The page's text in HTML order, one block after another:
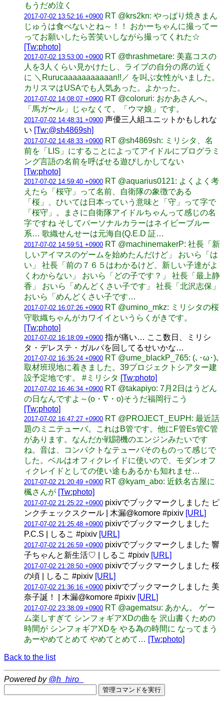
もうだめ泣く
2017-07-02 13:52:16 +0900 RT @krs2kn: やっぱり焼きまん
じゅうは食べないとね～！！ おかーちゃんに撮ってー
ってお願いしたら苦笑いしながら撮ってくれた☆
[Tw:photo]
2017-07-02 13:53:00 +0900 RT @thrashmetare: 美嘉コスの
人を3人くらい見かけたし、ライブの自分の席の近く
に ＼Rurucaaaaaaaaaaan!!／ を叫ぶ女性がいました。
カリスマはUSAでも人気あった。よかった。
2017-07-02 14:08:07 +0900 RT @coloruri: おかあさんへ。
「馬ガ〜ル」じゃなくて、「ウマ娘」です。
2017-07-02 14:48:31 +0900 声優三人組ユニットかもしれな
い [Tw:@sh4869sh]
2017-07-02 14:48:33 +0900 RT @sh4869sh: ミリシタ、名
前を「LIS」にすることによってアイドルにプログラミ
ング言語の名前を呼ばせる遊びしかしてない
[Tw:photo]
2017-07-02 14:59:40 +0900 RT @aquarius0121: よくよく考
えたら「桜守」って名前、自衛隊の象徴である
「桜」、ひいては日本っていう意味と「守」って字で
「桜守」。まさに自衛隊アイドルちゃんって感じの名
字ですね そしてパーソナルカラーはネイビーブルー
系… 歌織せんせーは元海自(Q.E.D 証…
2017-07-02 14:59:51 +0900 RT @machinemakerP: 社長「新
しいアイマスのゲームを始めたんだけど」 おいら「は
い」 社長「前の７６５はわかるけど、新しい子達がよ
くわからない」 おいら「どの子です？」 社長「最上静
香」 おいら「めんどくさい子です」 社長「北沢志保」
おいら「めんどくさい子です…
2017-07-02 16:07:26 +0900 RT @umino_mkz: ミリシタの桜
守歌織ちゃんがカワイイというらくがきです。
[Tw:photo]
2017-07-02 16:18:09 +0900 指が痛い… ここ数日、ミリシ
タ・デレステ・ガルパを回してるせいかな…
2017-07-02 16:35:24 +0900 RT @ume_blackP_765: (､･ω･)､
取材班現地に着きました。39プロジェクトシアター建
設予定地です。 #ミリシタ [Tw:photo]
2017-07-02 16:46:34 +0900 RT @takapiyo: 7月2日はうどん
の日なんですよ～(o・∇・o)そうだ福岡行こう
[Tw:photo]
2017-07-02 16:47:27 +0900 RT @PROJECT_EUPH: 最近話
題のミニテューバ。これはB管です。他にF管Es管C管
があります。なんだか戦闘機のエンジンみたいです
ね。音は、コンパクトなテューバそのものって感じで
した。ベルはオフィクレイドに使いので、モダンオフ
ィクレイドとしての使い途もあるかも知れませ…
2017-07-02 21:20:49 +0900 RT @kyam_abo: 近鉄名古屋に
楓さんが [Tw:photo]
2017-07-02 21:25:22 +0900 pixivでブックマークしました ピ
ンクチェックスクール | 木漏@komore #pixiv [URL]
2017-07-02 21:25:48 +0900 pixivでブックマークしました
P.C.S | しるこ #pixiv [URL]
2017-07-02 21:26:59 +0900 pixivでブックマークしました 響
子ちゃんと新生活♡ | しるこ #pixiv [URL]
2017-07-02 21:28:50 +0900 pixivでブックマークしました 桜
の頃 | しるこ #pixiv [URL]
2017-07-02 21:36:16 +0900 pixivでブックマークしました 美
奈子誕！ | 木漏@komore #pixiv [URL]
2017-07-02 23:38:09 +0900 RT @agematsu: あかん。 ゲー
ム楽しすぎて シンフォギアXDの曲を 沢山書くための
時間が シンフォギアXDを やる為の時間に なってまう
あーやめてとめて やめてとめて… [Tw:photo]
Back to the list
Powered by @h_hiro_